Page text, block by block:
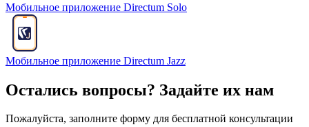
Мобильное приложение Directum Solo
Мобильное приложение Directum Jazz
Остались вопросы? Задайте их нам
Пожалуйста, заполните форму для бесплатной консультации